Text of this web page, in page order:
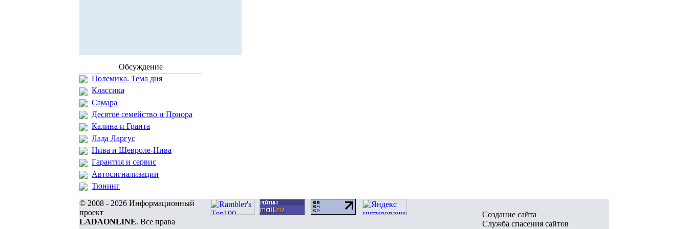
Обсуждение
Полемика. Тема дня
Классика
Самара
Десятое семейство и Приора
Калина и Гранта
Лада Ларгус
Нива и Шевроле-Нива
Гарантия и сервис
Автосигнализации
Тюнинг
© 2008 - 2026 Информационный
проект
LADAONLINE. Все права
Создание сайта
Служба спасения сайтов